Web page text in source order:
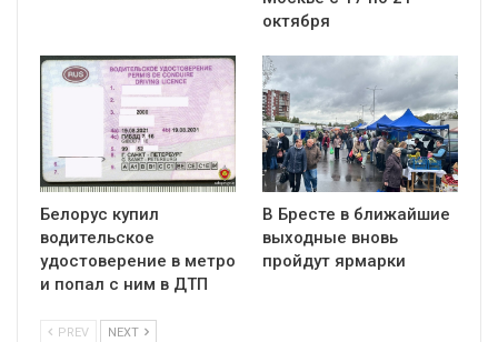
октября
Белорус купил
водительское
удостоверение в метро
и попал с ним в ДТП
В Бресте в ближайшие
выходные вновь
пройдут ярмарки
PREV NEXT